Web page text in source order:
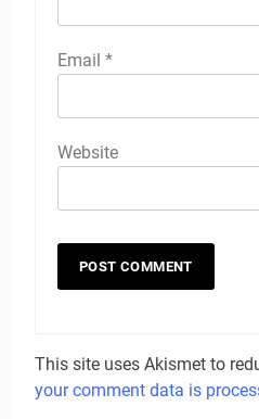
Email *
Website
This site uses Akismet to
your comment data is